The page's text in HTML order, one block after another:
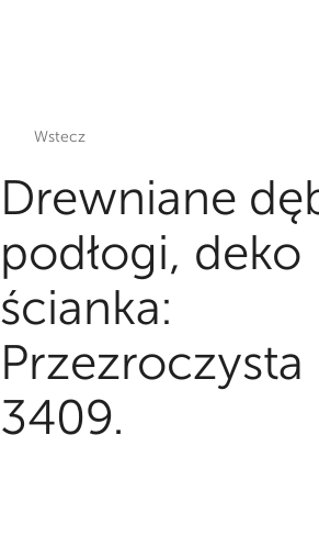
Wstecz
Drewniane
podłogi, deko
ścianka:
3409.